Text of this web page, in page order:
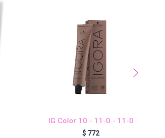
IG Color 10 - 11-0 - 11-0
$ 772